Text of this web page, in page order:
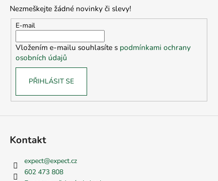
Nezmeškejte žádné novinky či slevy!
E-mail
Vložením e-mailu souhlasíte s podmínkami ochrany
osobních údajů
PŘIHLÁSIT SE
Kontakt
expect@expect.cz
602 473 808